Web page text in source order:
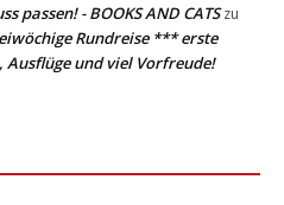
passen! - BOOKS AND CATSzu
Rundreise *** erste
Ausflüge und viel Vorfreude!